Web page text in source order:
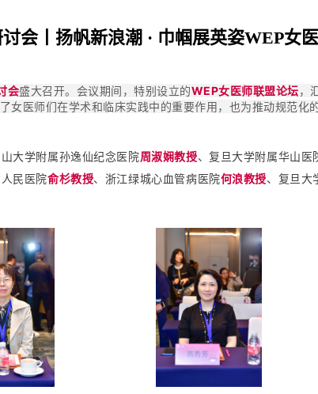
会丨扬帆新浪潮 · 巾帼展英姿WEP女
会盛大召开。会议期间，特别设立的WEP女医师联盟论坛，
女医师们在学术和临床实践中的重要作用，也为推动规范
大学附属孙逸仙纪念医院周淑娴教授、复旦大学附属华山医
民医院俞杉教授、浙江绿城心血管病医院何浪教授、复旦大